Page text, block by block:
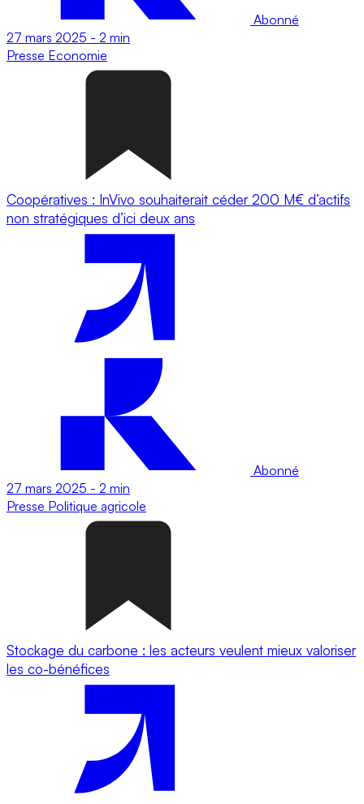
Abonné
27 mars 2025 - 2 min
Presse Economie
Coopératives : InVivo souhaiterait céder 200 M€ d’actifs
non stratégiques d’ici deux ans
Abonné
27 mars 2025 - 2 min
Presse Politique agricole
Stockage du carbone : les acteurs veulent mieux valoriser
les co-bénéfices